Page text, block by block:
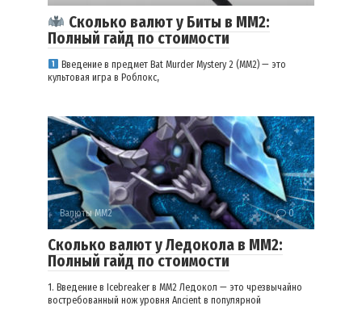
Сколько валют у Биты в ММ2:
Полный гайд по стоимости
Введение в предмет Bat Murder Mystery 2 (MM2) — это
культовая игра в Роблокс,
Валюты ММ2 0
Сколько валют у Ледокола в ММ2:
Полный гайд по стоимости
1. Введение в Icebreaker в MM2 Ледокол — это чрезвычайно
востребованный нож уровня Ancient в популярной